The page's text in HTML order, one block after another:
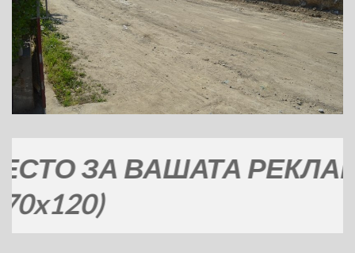
ВАШАТА РЕКЛАМА